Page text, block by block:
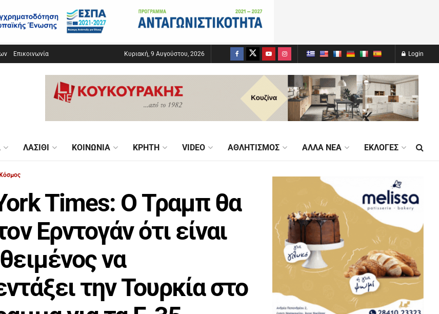
Επικοινωνία Κυριακή, 9 Αυγούστου, 2026 Login
ΛΑΣΊΘΙ ΚΟΙΝΩΝΊΑ ΚΡΉΤΗ VIDEO ΑΘΛΗΤΙΣΜΌΣ ΆΛΛΑ ΝΈΑ ΕΚΛΟΓΈΣ
Times: O Τραμπ θα
Ερντογάν ότι είναι
να
την Τουρκία στο